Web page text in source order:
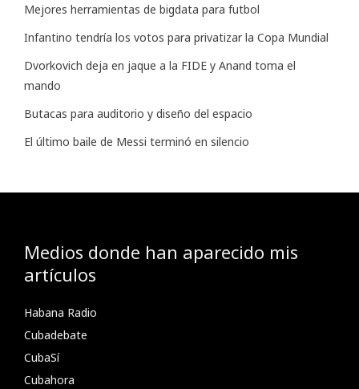
Mejores herramientas de bigdata para futbol
Infantino tendría los votos para privatizar la Copa Mundial
Dvorkovich deja en jaque a la FIDE y Anand toma el
mando
Butacas para auditorio y diseño del espacio
El último baile de Messi terminó en silencio
Medios donde han aparecido mis
artículos
Habana Radio
Cubadebate
CubaSí
Cubahora